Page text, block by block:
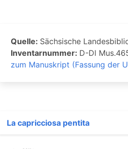
Quelle: Sächsische
Inventarnummer: D-Dl
zum Manuskript (Fassung der
La capricciosa pentita